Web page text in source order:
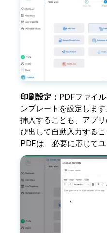
印刷設定： PDFファイ
ンプレートを設定しま
挿入することも、アプ
び出して自動入力する
PDFは、必要に応じて